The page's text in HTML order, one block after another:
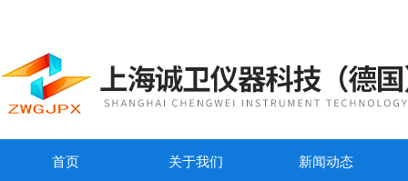
首页 关于我们 新闻动态